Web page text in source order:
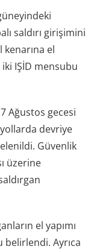
saldırı girişimini
el
iki IŞİD mensubu
Ağustos gecesi
devriye
Güvenlik
üzerine
el yapımı
belirlendi. Ayrıca